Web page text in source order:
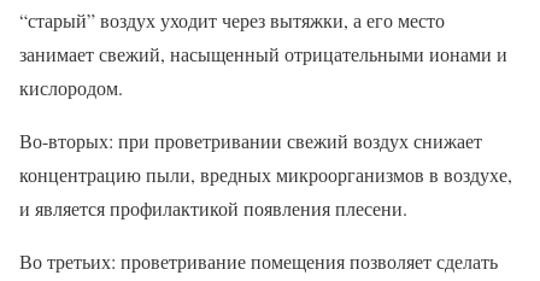
“старый” воздух уходит через вытяжки, а его место
занимает свежий, насыщенный отрицательными ионами и
кислородом.
Во-вторых: при проветривании свежий воздух снижает
концентрацию пыли, вредных микроорганизмов в воздухе,
и является профилактикой появления плесени.
Во третьих: проветривание помещения позволяет сделать